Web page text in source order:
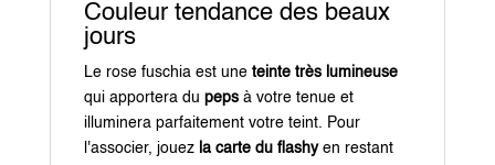
Couleur tendance des beaux
jours
Le rose fuschia est une teinte très lumineuse
qui apportera du pepsà votre tenue et
illuminera parfaitement votre teint. Pour
l'associer, jouezla carte du flashyen restant